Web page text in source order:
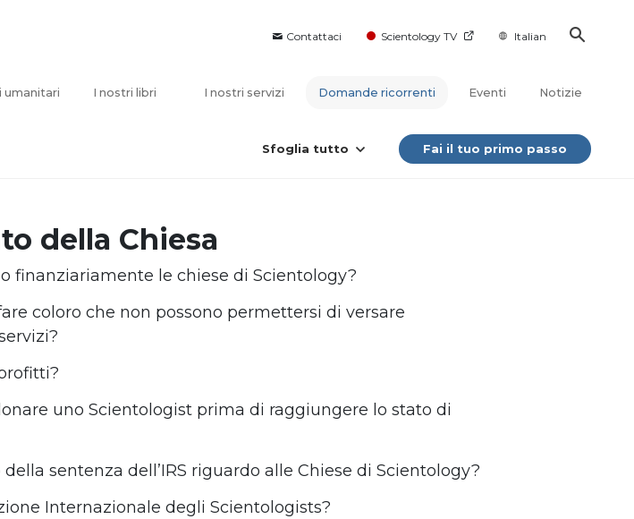
Contattaci Scientology TV Italian
umanitari I nostri libri I nostri servizi Domande ricorrenti Eventi Notizie
Sfoglia tutto Fai il tuo primo passo
della Chiesa
finanziariamente le chiese di Scientology?
coloro che non possono permettersi di versare
uno Scientologist prima di raggiungere lo stato di
sentenza dell’IRS riguardo alle Chiese di Scientology?
Internazionale degli Scientologists?